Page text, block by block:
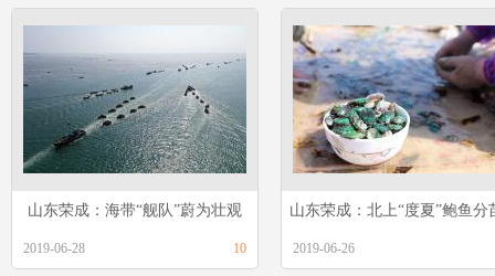
山东荣成：海带“舰队”蔚为壮观
2019-06-28 10
山东荣成：北上“度夏”鲍鱼分
2019-06-26